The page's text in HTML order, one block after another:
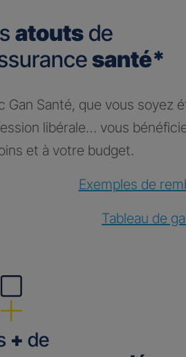
atoutsde
santé*
Gan Santé, que vous soyez
libérale… vous
et à votre budget.
Exemples de
Tableau de
+ de